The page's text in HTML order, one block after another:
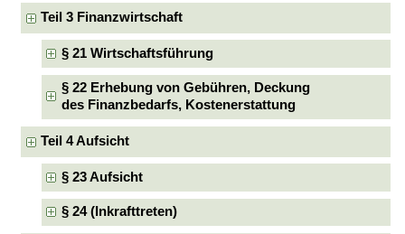
Teil 3 Finanzwirtschaft
§ 21 Wirtschaftsführung
§ 22 Erhebung von Gebühren, Deckung
des Finanzbedarfs, Kostenerstattung
Teil 4 Aufsicht
§ 23 Aufsicht
§ 24 (Inkrafttreten)